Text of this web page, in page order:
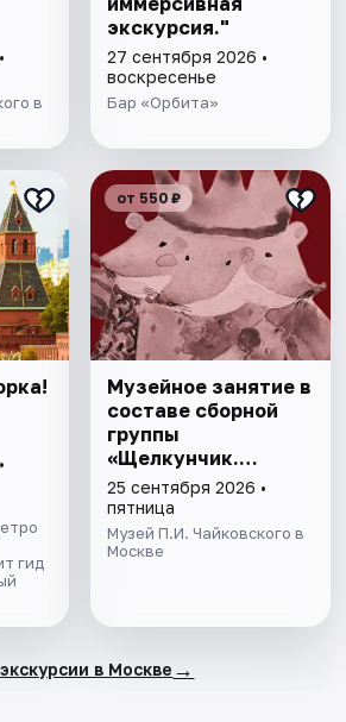
в
экскурсия."
27 сентября 2026 •
воскресенье
Бар «Орбита»
гид
от 550 ₽
Музейное занятие в
составе сборной
группы
«Щелкунчик.
Загадки Мышиного
кoроля»
25 сентября 2026 •
пятница
Музей П.И. Чайковского в
Москве
в Москве →